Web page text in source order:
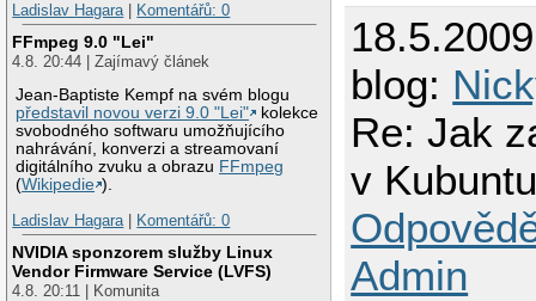
Ladislav Hagara| Komentářů: 0
FFmpeg 9.0 "Lei"
4.8. 20:44 | Zajímavý článek
Jean-Baptiste Kempf na svém blogu
představil novou verzi 9.0 "Lei"
kolekce
svobodného softwaru umožňujícího
nahrávání, konverzi a streamovaní
digitálního zvuku a obrazu FFmpeg
(Wikipedie ).
Ladislav Hagara| Komentářů: 0
NVIDIA sponzorem služby Linux
Vendor Firmware Service (LVFS)
4.8. 20:11 | Komunita
blog:
Re: Jak
v
Admin